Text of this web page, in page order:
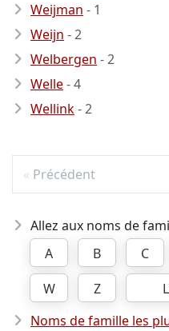
Weijman - 1
Weijn - 2
Welbergen - 2
Welle- 4
Wellink- 2
Précédent
Allez aux noms de
A
B C
W
Z
Noms de famille les